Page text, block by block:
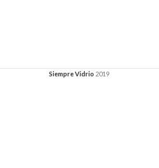
Siempre Vidrio 2019